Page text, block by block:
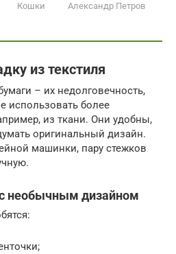
Кошки Александр Петров
из текстиля
– их недолговечность,
использовать более
из ткани. Они удобны,
оригинальный дизайн.
машинки, пару стежков
необычным дизайном